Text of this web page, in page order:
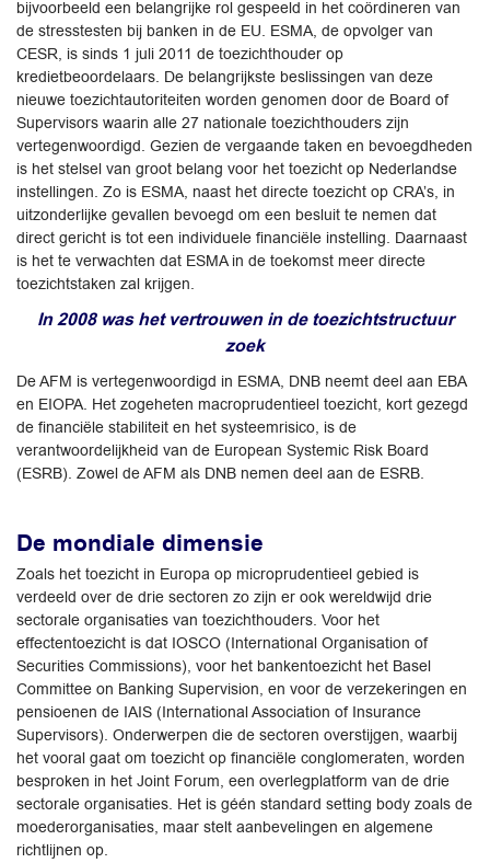
bijvoorbeeld een belangrijke rol gespeeld in het coördineren van
de stresstesten bij banken in de EU. ESMA, de opvolger van
CESR, is sinds 1 juli 2011 de toezichthouder op
kredietbeoordelaars. De belangrijkste beslissingen van deze
nieuwe toezichtautoriteiten worden genomen door de Board of
Supervisors waarin alle 27 nationale toezichthouders zijn
vertegenwoordigd. Gezien de vergaande taken en bevoegdheden
is het stelsel van groot belang voor het toezicht op Nederlandse
instellingen. Zo is ESMA, naast het directe toezicht op CRA’s, in
uitzonderlijke gevallen bevoegd om een besluit te nemen dat
direct gericht is tot een individuele financiële instelling. Daarnaast
is het te verwachten dat ESMA in de toekomst meer directe
toezichtstaken zal krijgen.
In 2008 was het vertrouwen in de toezichtstructuur
zoek
De AFM is vertegenwoordigd in ESMA, DNB neemt deel aan EBA
en EIOPA. Het zogeheten macroprudentieel toezicht, kort gezegd
de financiële stabiliteit en het systeemrisico, is de
verantwoordelijkheid van de European Systemic Risk Board
(ESRB). Zowel de AFM als DNB nemen deel aan de ESRB.
De mondiale dimensie
Zoals het toezicht in Europa op microprudentieel gebied is
verdeeld over de drie sectoren zo zijn er ook wereldwijd drie
sectorale organisaties van toezichthouders. Voor het
effectentoezicht is dat IOSCO (International Organisation of
Securities Commissions), voor het bankentoezicht het Basel
Committee on Banking Supervision, en voor de verzekeringen en
pensioenen de IAIS (International Association of Insurance
Supervisors). Onderwerpen die de sectoren overstijgen, waarbij
het vooral gaat om toezicht op financiële conglomeraten, worden
besproken in het Joint Forum, een overlegplatform van de drie
sectorale organisaties. Het is géén standard setting body zoals de
moederorganisaties, maar stelt aanbevelingen en algemene
richtlijnen op.